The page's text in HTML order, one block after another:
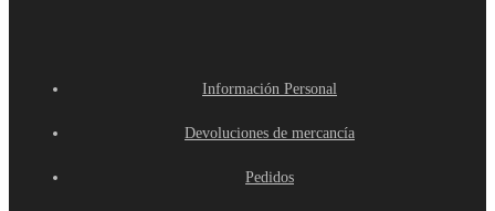
Información Personal
Devoluciones de mercancía
Pedidos